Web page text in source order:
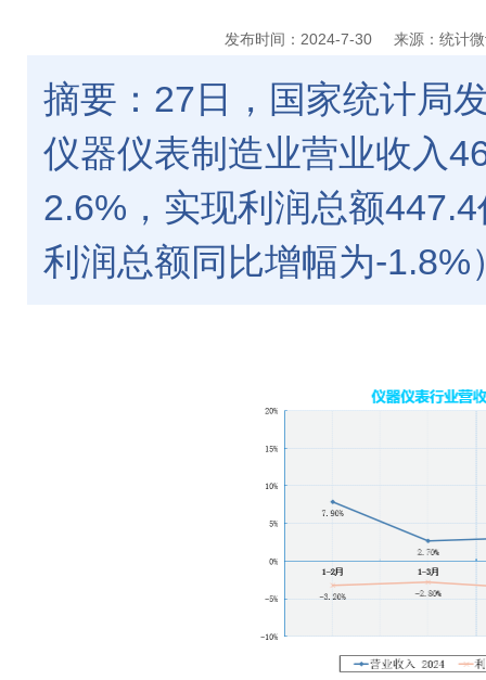
发布时间：2024-7-30 来源：统计
摘要：27日，国家统计局
仪器仪表制造业营业收入
2.6%，实现利润总额
利润总额同比增幅为-1.8%